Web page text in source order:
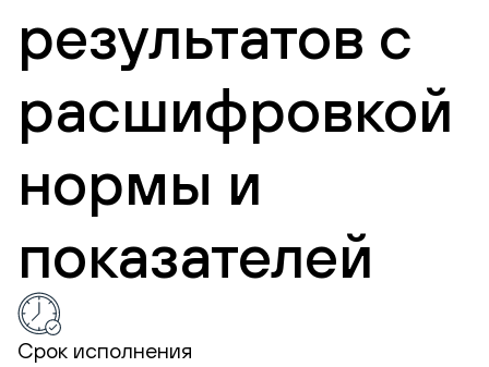
результатов с
расшифровкой
нормы и
показателей
Срок исполнения